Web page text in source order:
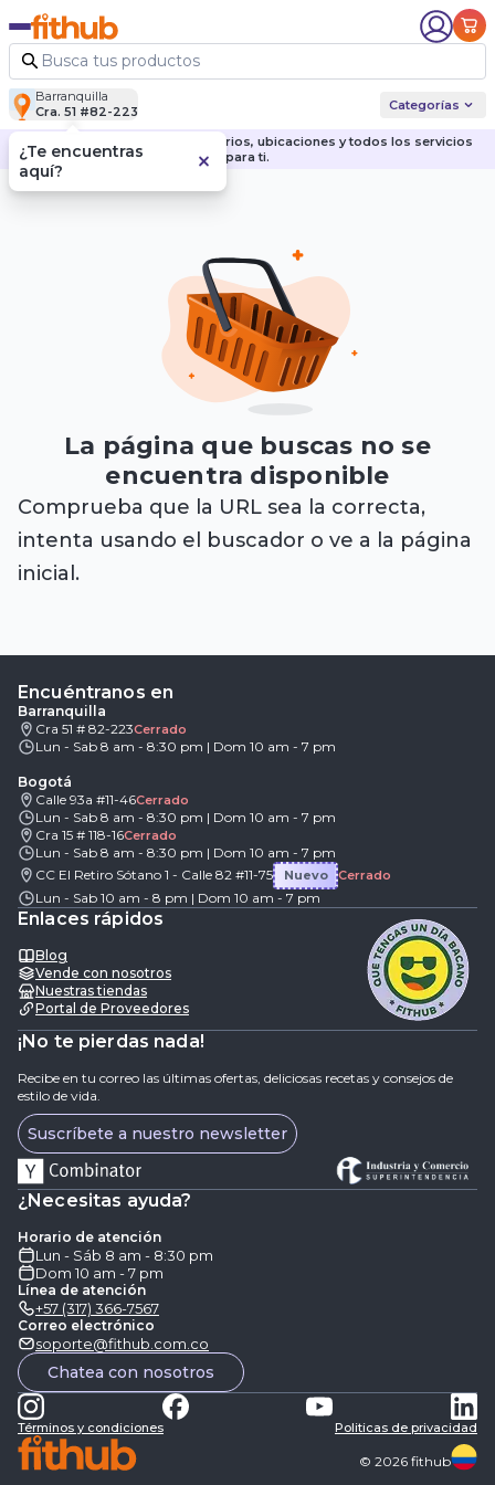
Barranquilla
Cra. 51 #82-223
Categorías
Descubre nuestras sedes, horarios, ubicaciones y todos los servicios
para ti.
La página que buscas no se
encuentra disponible
Comprueba que la URL sea la correcta,
intenta usando el buscador o ve a la página
inicial.
Encuéntranos en
Barranquilla
Cra 51 # 82-223Cerrado
Lun - Sab 8 am - 8:30 pm | Dom 10 am - 7 pm
Bogotá
Calle 93a #11-46Cerrado
Lun - Sab 8 am - 8:30 pm | Dom 10 am - 7 pm
Cra 15 # 118-16Cerrado
Lun - Sab 8 am - 8:30 pm | Dom 10 am - 7 pm
CC El Retiro Sótano 1 - Calle 82 #11-75
Nuevo Cerrado
Lun - Sab 10 am - 8 pm | Dom 10 am - 7 pm
Enlaces rápidos
Blog
Vende con nosotros
Nuestras tiendas
Portal de Proveedores
¡No te pierdas nada!
Recibe en tu correo las últimas ofertas, deliciosas recetas y consejos de
estilo de vida.
Suscríbete a nuestro newsletter
¿Necesitas ayuda?
Horario de atención
Lun - Sáb 8 am - 8:30 pm
Dom 10 am - 7 pm
Línea de atención
+57 (317) 366-7567
Correo electrónico
soporte@fithub.com.co
Chatea con nosotros
Términos y condiciones Politicas de privacidad
© 2026 fithub
¿Te encuentras
aquí?